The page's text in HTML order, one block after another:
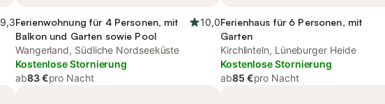
9,3Ferienwohnung für 4 Personen, mit
Balkon und Garten sowie Pool
10,0
Wangerland, Südliche Nordseeküste
Kostenlose Stornierung
ab83 €pro Nacht
Ferienhaus für 6 Personen, mit
Garten
Kirchlinteln, Lüneburger Heide
Kostenlose Stornierung
ab85 €pro Nacht